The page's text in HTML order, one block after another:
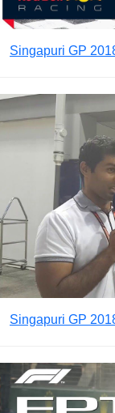
Singapuri GP
Singapuri GP